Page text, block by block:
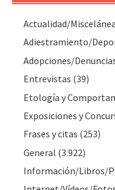
Actualidad/Miscelánea
Adiestramiento/
Adopciones/
Entrevistas (39)
Etología y
Exposiciones y
Frases y citas (253)
General (3.922)
Información/Libros/